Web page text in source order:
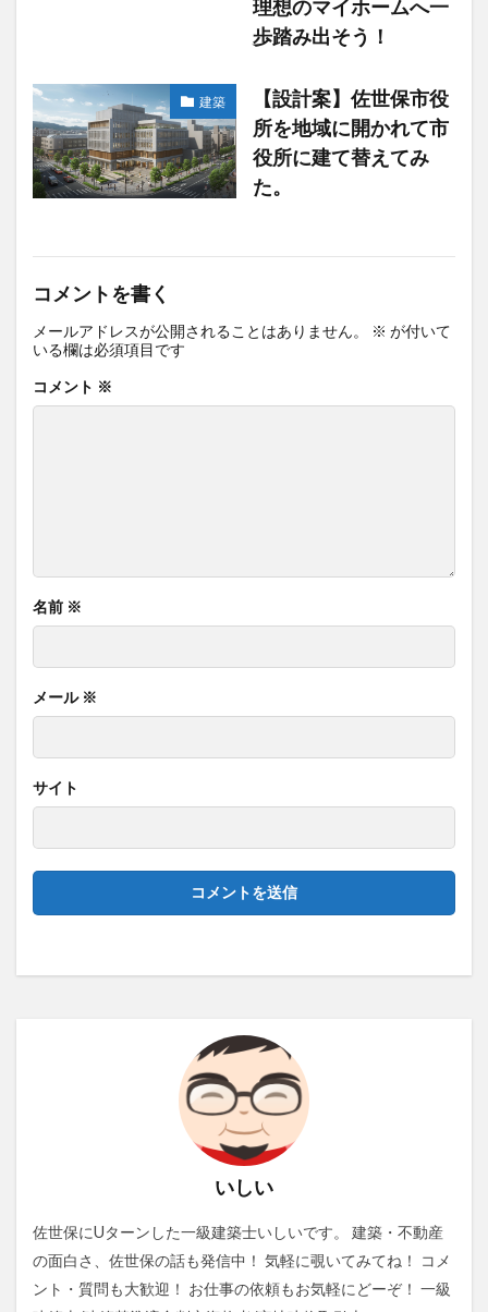
理想のマイホームへ一
歩踏み出そう！
建築
【設計案】佐世保市役
所を地域に開かれて市
役所に建て替えてみ
た。
コメントを書く
メールアドレスが公開されることはありません。 ※ が付いて
いる欄は必須項目です
コメント ※
名前 ※
メール ※
サイト
いしい
佐世保にUターンした一級建築士いしいです。 建築・不動産
の面白さ、佐世保の話も発信中！ 気軽に覗いてみてね！ コメ
ント・質問も大歓迎！ お仕事の依頼もお気軽にどーぞ！ 一級